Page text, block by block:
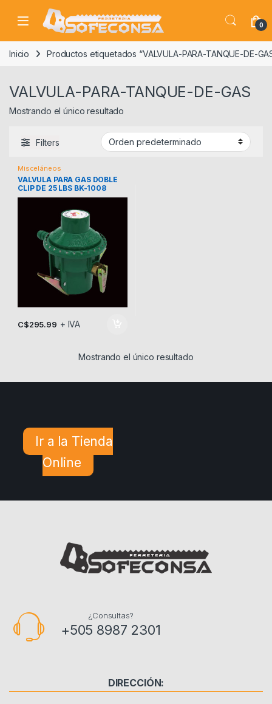
Skip to navigation
Skip to content
0
Inicio Productos etiquetados “VALVULA-PARA-TANQUE-DE-
VALVULA-PARA-TANQUE-DE-GAS
Mostrando el único resultado
Filters
Misceláneos
VALVULA PARA GAS DOBLE
CLIP DE 25 LBS BK-1008
C$295.99 + IVA
Mostrando el único resultado
Ir a la Tienda
Online
¿Consultas?
+505 8987 2301
DIRECCIÓN: